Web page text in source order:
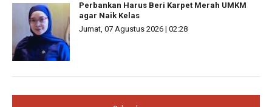
Perbankan Harus Beri Karpet Merah UMKM
agar Naik Kelas
Jumat, 07 Agustus 2026 | 02:28